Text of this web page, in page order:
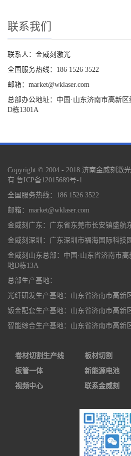
联系我们
联系人：金威刻激光
全国服务热线：186 1526 3522
邮箱：market@wklaser.com
总部办公地址：中国·山东济南市高新
D栋1301A
Copyright © 2004 - 2018 济南金威刻激
有 鲁ICP备12015689号-1
全国服务热线：186 1526 3522
邮箱：market@wklaser.com
金威刻广东：广东省东莞市长安镇盛航
金威刻深圳：广东深圳市福海国际科技
金威刻山东总部：中国·山东省济南市
地D栋13A
总部生产基地：
光纤研发生产基地：山东省济南市高新
钣金配套生产基地：山东省济南市高新
智能综合生产基地：山东省济南市高新
卷材切割生产线 板材切割
板管一体
新能源电池
视频中心
联系金威刻